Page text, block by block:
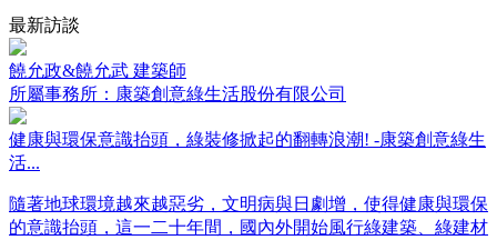
最新訪談
饒允政&饒允武 建築師
所屬事務所：康築創意綠生活股份有限公司
健康與環保意識抬頭，綠裝修掀起的翻轉浪潮! -康築創意綠生
活...
隨著地球環境越來越惡劣，文明病與日劇增，使得健康與環保
的意識抬頭，這一二十年間，國內外開始風行綠建築、綠建材